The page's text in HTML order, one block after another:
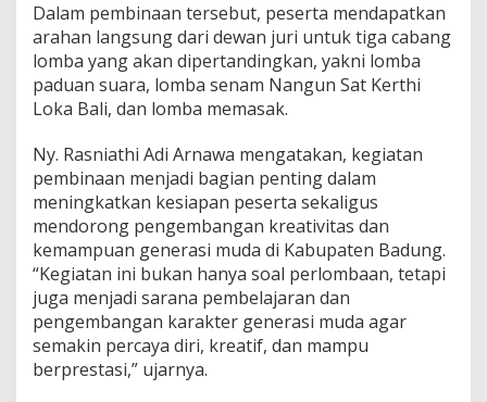
o
v
i
n
s
i
a
l
2
0
2
6
Dalam pembinaan tersebut, peserta mendapatkan
arahan langsung dari dewan juri untuk tiga cabang
lomba yang akan dipertandingkan, yakni lomba
paduan suara, lomba senam Nangun Sat Kerthi
Loka Bali, dan lomba memasak.
Ny. Rasniathi Adi Arnawa mengatakan, kegiatan
pembinaan menjadi bagian penting dalam
meningkatkan kesiapan peserta sekaligus
mendorong pengembangan kreativitas dan
kemampuan generasi muda di Kabupaten Badung.
“Kegiatan ini bukan hanya soal perlombaan, tetapi
juga menjadi sarana pembelajaran dan
pengembangan karakter generasi muda agar
semakin percaya diri, kreatif, dan mampu
berprestasi,” ujarnya.